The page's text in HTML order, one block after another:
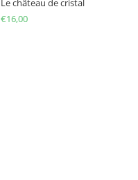
Le château de cristal
€16,00